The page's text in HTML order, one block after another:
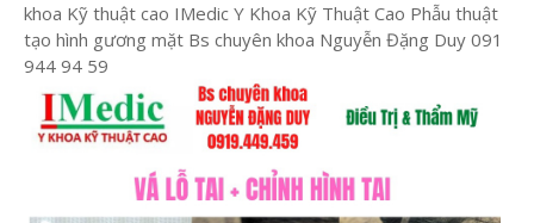
khoa Kỹ thuật cao IMedic Y Khoa Kỹ Thuật Cao Phẫu thuật
tạo hình gương mặt Bs chuyên khoa Nguyễn Đặng Duy 091
944 94 59